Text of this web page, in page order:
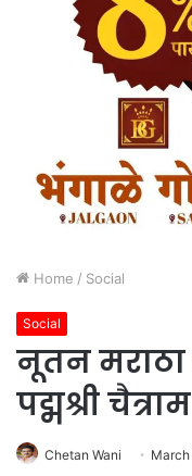
Home / Social
Social
नूतन मराठा
पद्मश्री
Chetan Wani